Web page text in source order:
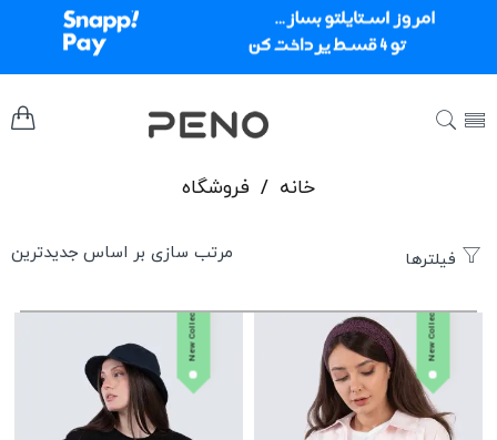
خانه / فروشگاه
فیلترها
New Collection
New Collection